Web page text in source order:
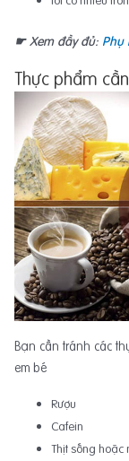
☛ Xem đầy đủ: Phụ
Thực phẩm
Bạn cần tránh các
em bé
Rượu
Cafein
Thịt sống hoặc